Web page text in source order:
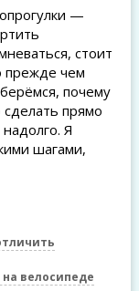
—
стоит
прежде чем
почему
прямо
Я
шагами,
велосипеде